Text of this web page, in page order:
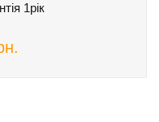
1рік